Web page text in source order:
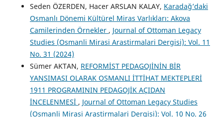
Seden ÖZERDEN, Hacer ARSLAN KALAY, Karadağ’daki
Osmanlı Dönemi Kültürel Miras Varlıkları: Akova
Camilerinden Örnekler , Journal of Ottoman Legacy
Studies (Osmanli Mirasi Arastirmalari Dergisi): Vol. 11
No. 31 (2024)
Sümer AKTAN, REFORMİST PEDAGOJİNİN BİR
YANSIMASI OLARAK OSMANLI İTTİHAT MEKTEPLERİ
1911 PROGRAMININ PEDAGOJİK AÇIDAN
İNCELENMESİ , Journal of Ottoman Legacy Studies
(Osmanli Mirasi Arastirmalari Dergisi): Vol. 10 No. 26